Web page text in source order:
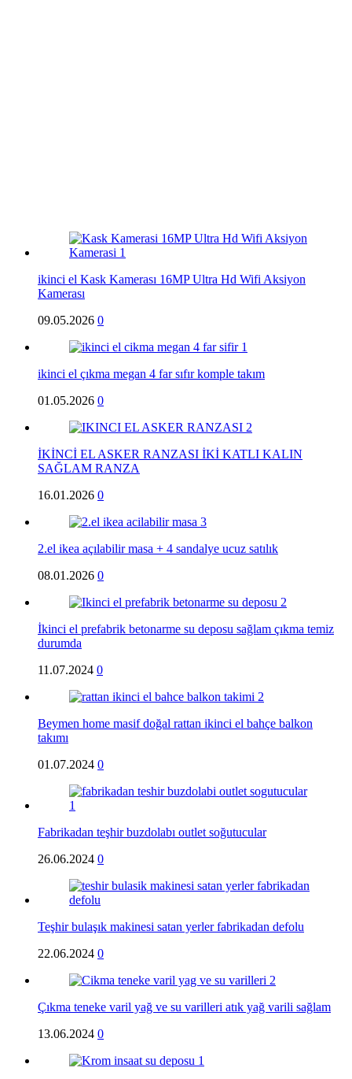
ikinci el Kask Kamerası 16MP Ultra Hd Wifi Aksiyon
Kamerası
09.05.2026 0
ikinci el çıkma megan 4 far sıfır komple takım
01.05.2026 0
İKİNCİ EL ASKER RANZASI İKİ KATLI KALIN
SAĞLAM RANZA
16.01.2026 0
2.el ikea açılabilir masa + 4 sandalye ucuz satılık
08.01.2026 0
İkinci el prefabrik betonarme su deposu sağlam çıkma temiz
durumda
11.07.2024 0
Beymen home masif doğal rattan ikinci el bahçe balkon
takımı
01.07.2024 0
Fabrikadan teşhir buzdolabı outlet soğutucular
26.06.2024 0
Teşhir bulaşık makinesi satan yerler fabrikadan defolu
22.06.2024 0
Çıkma teneke varil yağ ve su varilleri atık yağ varili sağlam
13.06.2024 0